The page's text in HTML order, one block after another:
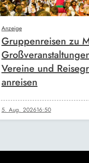
Anzeige
Gruppenreisen zu
Vereine und
anreisen
5. Aug. 202616:50